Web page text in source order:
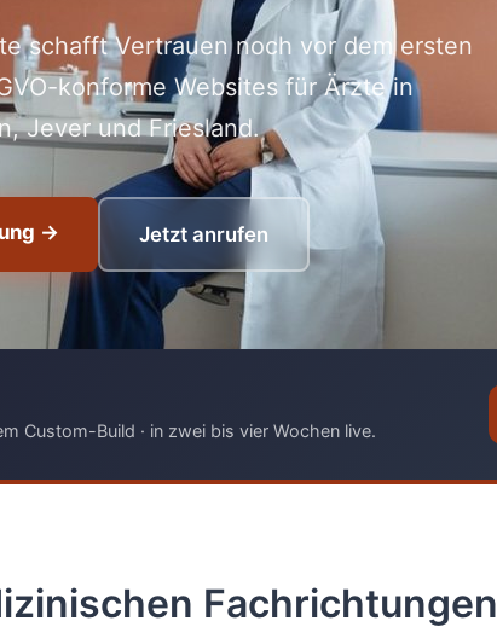
schafft Vertrauen noch vor dem ersten
konforme Websites für Ärzte in
Jever und Friesland.
→ Jetzt anrufen
Custom-Build · in zwei bis vier Wochen live.
Fachrichtungen